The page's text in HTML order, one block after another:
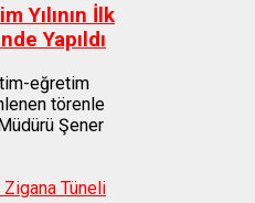
Yılının İlk
Yapıldı
eğretim
törenle
Şener